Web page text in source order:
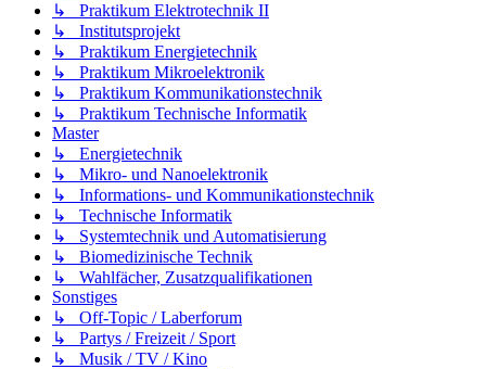
↳ Praktikum Elektrotechnik II
↳ Institutsprojekt
↳ Praktikum Energietechnik
↳ Praktikum Mikroelektronik
↳ Praktikum Kommunikationstechnik
↳ Praktikum Technische Informatik
Master
↳ Energietechnik
↳ Mikro- und Nanoelektronik
↳ Informations- und Kommunikationstechnik
↳ Technische Informatik
↳ Systemtechnik und Automatisierung
↳ Biomedizinische Technik
↳ Wahlfächer, Zusatzqualifikationen
Sonstiges
↳ Off-Topic / Laberforum
↳ Partys / Freizeit / Sport
↳ Musik / TV / Kino